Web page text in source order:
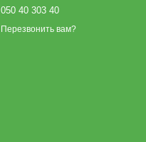
050 40 303 40
Перезвонить вам?